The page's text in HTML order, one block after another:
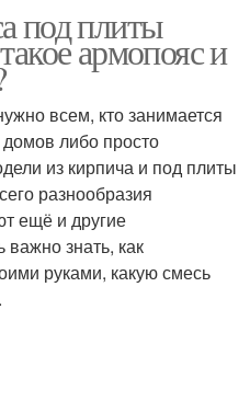
под плиты
армопояс и
всем, кто занимается
либо просто
из кирпича и под плиты
разнообразия
ещё и другие
знать, как
руками, какую смесь